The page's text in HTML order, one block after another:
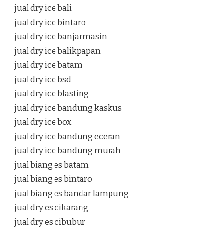
jual dry ice bali
jual dry ice bintaro
jual dry ice banjarmasin
jual dry ice balikpapan
jual dry ice batam
jual dry ice bsd
jual dry ice blasting
jual dry ice bandung kaskus
jual dry ice box
jual dry ice bandung eceran
jual dry ice bandung murah
jual biang es batam
jual biang es bintaro
jual biang es bandar lampung
jual dry es cikarang
jual dry es cibubur